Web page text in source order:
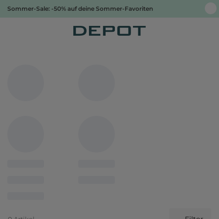
Sommer-Sale: -50% auf deine Sommer-Favoriten